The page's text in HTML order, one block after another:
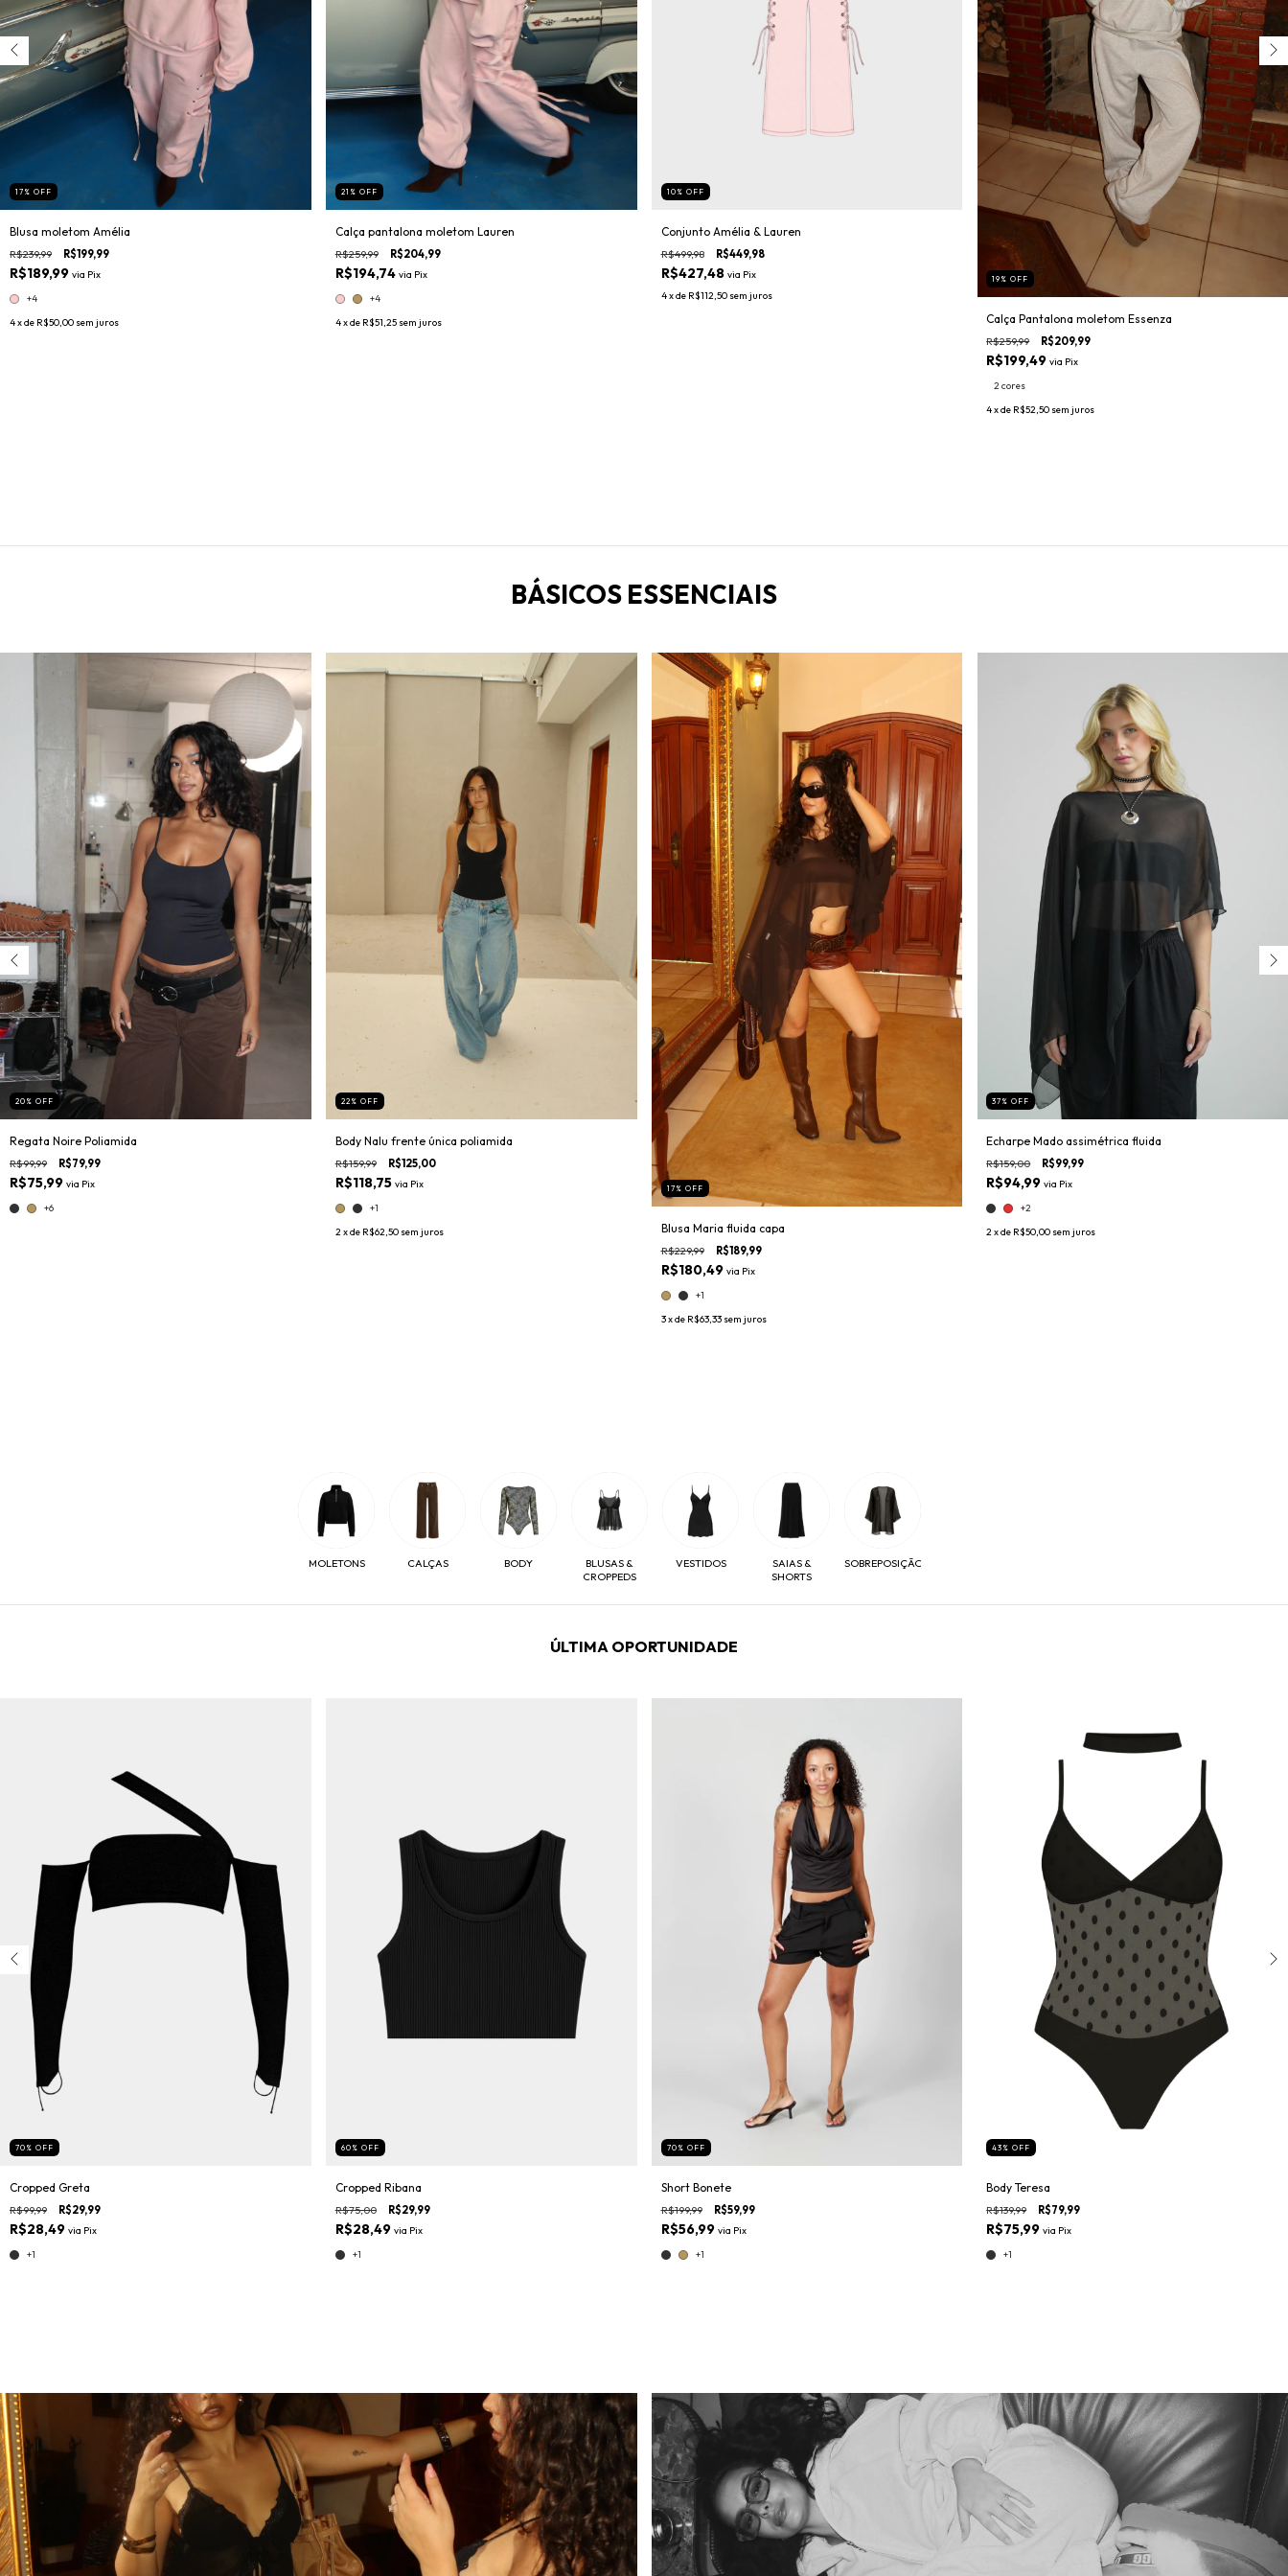
17 % OFF
Blusa moletom Amélia
R$239,99 R$199,99
R$189,99 via Pix
+4
4x de R$50,00 sem juros
21 % OFF
Calça pantalona moletom Lauren
R$259,99 R$204,99
R$194,74 via Pix
+4
4x de R$51,25 sem juros
10 % OFF
Conjunto Amélia & Lauren
R$499,98 R$449,98
R$427,48 via Pix
4x de R$112,50 sem juros
19 %OFF
Calça Pantalona moletom Essenza
R$259,99 R$209,99
R$199,49via Pix
2 cores
4x de R$52,50 sem juros
BÁSICOS ESSENCIAIS
20 % OFF
Regata Noire Poliamida
R$99,99 R$79,99
R$75,99 via Pix
+6
22 % OFF
Body Nalu frente única poliamida
R$159,99 R$125,00
R$118,75 via Pix
+1
2x de R$62,50 sem juros
17 % OFF
Blusa Maria fluida capa
R$229,99 R$189,99
R$180,49 via Pix
+1
3x de R$63,33 sem juros
37 %OFF
Echarpe Mado assimétrica fluida
R$159,00 R$99,99
R$94,99via Pix
+2
2x de R$50,00 sem juros
MOLETONS CALÇAS BODY
BLUSAS &
CROPPEDS
VESTIDOS
SAIAS &
SHORTS
SOBREPOSIÇÃO
ÚLTIMA OPORTUNIDADE
70 % OFF
Cropped Greta
R$99,99 R$29,99
R$28,49 via Pix
+1
60 % OFF
Cropped Ribana
R$75,00 R$29,99
R$28,49 via Pix
+1
70 % OFF
Short Bonete
R$199,99 R$59,99
R$56,99 via Pix
+1
43 %OFF
Body Teresa
R$139,99 R$79,99
R$75,99via Pix
+1